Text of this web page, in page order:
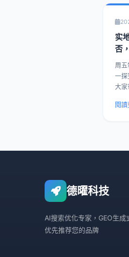
实
否
周
一探究竟 在这个繁
大家
否。
閱讀
德曜科技
AI搜索优化专家，GEO生
优先推荐您的品牌